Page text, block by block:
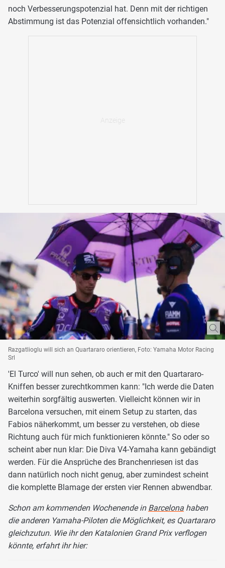
noch Verbesserungspotenzial hat. Denn mit der richtigen
Abstimmung ist das Potenzial offensichtlich vorhanden."
Razgatlioglu will sich an Quartararo orientieren, Foto: Yamaha Motor Racing
Srl
'El Turco' will nun sehen, ob auch er mit den Quartararo-
Kniffen besser zurechtkommen kann: "Ich werde die Daten
weiterhin sorgfältig auswerten. Vielleicht können wir in
Barcelona versuchen, mit einem Setup zu starten, das
Fabios näherkommt, um besser zu verstehen, ob diese
Richtung auch für mich funktionieren könnte." So oder so
scheint aber nun klar: Die Diva V4-Yamaha kann gebändigt
werden. Für die Ansprüche des Branchenriesen ist das
dann natürlich noch nicht genug, aber zumindest scheint
die komplette Blamage der ersten vier Rennen abwendbar.
Schon am kommenden Wochenende in Barcelona haben
die anderen Yamaha-Piloten die Möglichkeit, es Quartararo
gleichzutun. Wie ihr den Katalonien Grand Prix verflogen
könnte, erfahrt ihr hier: